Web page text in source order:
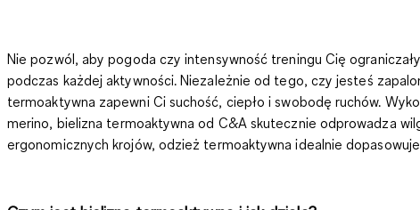
Nie pozwól, aby pogoda czy intensywność treningu Cię
podczas każdej aktywności. Niezależnie od tego, czy jesteś
termoaktywna zapewni Ci suchość, ciepło i swobodę ruchów.
merino, bielizna termoaktywna od C&A skutecznie odprowadza
ergonomicznych krojów, odzież termoaktywna idealnie